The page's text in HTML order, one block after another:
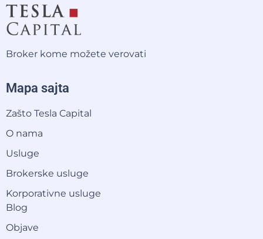
Broker kome možete verovati
Mapa sajta
Zašto Tesla Capital
O nama
Usluge
Brokerske usluge
Korporativne usluge
Blog
Objave